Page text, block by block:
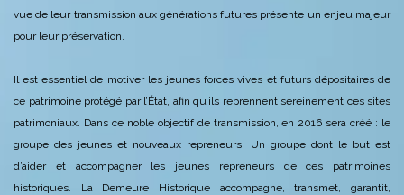
vue de leur transmission aux générations futures présente un enjeu majeur
pour leur préservation.
Il est essentiel de motiver les jeunes forces vives et futurs dépositaires de
ce patrimoine protégé par l’État, afin qu’ils reprennent sereinement ces sites
patrimoniaux. Dans ce noble objectif de transmission, en 2016 sera créé : le
groupe des jeunes et nouveaux repreneurs.
Un groupe dont le but est
d’aider et accompagner les jeunes repreneurs de ces patrimoines
historiques. La Demeure Historique accompagne, transmet, garantit,